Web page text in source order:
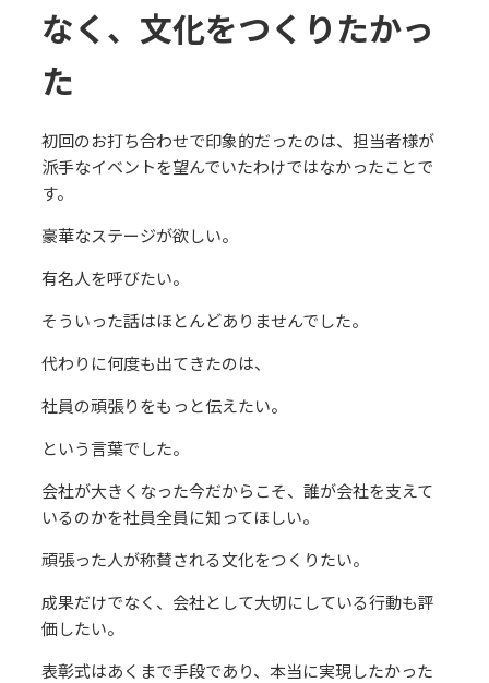
なく、文化をつくりたかっ
た
初回のお打ち合わせで印象的だったのは、担当者様が
派手なイベントを望んでいたわけではなかったことで
す。
豪華なステージが欲しい。
有名人を呼びたい。
そういった話はほとんどありませんでした。
代わりに何度も出てきたのは、
社員の頑張りをもっと伝えたい。
という言葉でした。
会社が大きくなった今だからこそ、誰が会社を支えて
いるのかを社員全員に知ってほしい。
頑張った人が称賛される文化をつくりたい。
成果だけでなく、会社として大切にしている行動も評
価したい。
表彰式はあくまで手段であり、本当に実現したかった